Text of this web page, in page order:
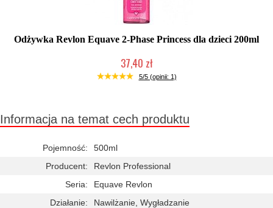
Odżywka Revlon Equave 2-Phase Princess dla dzieci 200ml
37,40 zł
Duża ilość (wysyłka w 24h)
5/5 (opinii: 1)
Informacja na temat cech produktu
Pojemność:
500ml
Producent:
Revlon Professional
Seria:
Equave Revlon
Działanie:
Nawilżanie, Wygładzanie